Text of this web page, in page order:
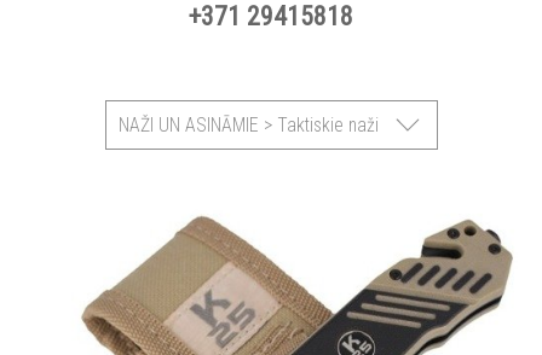
+371 29415818
NAŽI UN ASINĀMIE > Taktiskie naži